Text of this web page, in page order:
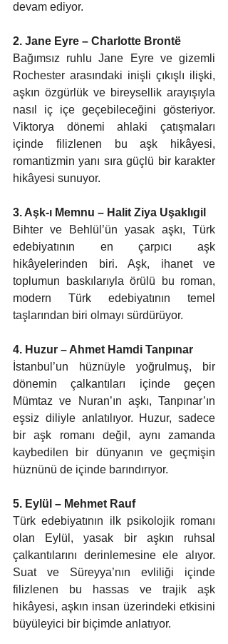
devam ediyor.
2. Jane Eyre – Charlotte Brontë
Bağımsız ruhlu Jane Eyre ve gizemli
Rochester arasındaki inişli çıkışlı ilişki,
aşkın özgürlük ve bireysellik arayışıyla
nasıl iç içe geçebileceğini gösteriyor.
Viktorya dönemi ahlaki çatışmaları
içinde filizlenen bu aşk hikâyesi,
romantizmin yanı sıra güçlü bir karakter
hikâyesi sunuyor.
3. Aşk-ı Memnu – Halit Ziya Uşaklıgil
Bihter ve Behlül’ün yasak aşkı, Türk
edebiyatının en çarpıcı aşk
hikâyelerinden biri. Aşk, ihanet ve
toplumun baskılarıyla örülü bu roman,
modern Türk edebiyatının temel
taşlarından biri olmayı sürdürüyor.
4. Huzur – Ahmet Hamdi Tanpınar
İstanbul’un hüznüyle yoğrulmuş, bir
dönemin çalkantıları içinde geçen
Mümtaz ve Nuran’ın aşkı, Tanpınar’ın
eşsiz diliyle anlatılıyor. Huzur, sadece
bir aşk romanı değil, aynı zamanda
kaybedilen bir dünyanın ve geçmişin
hüznünü de içinde barındırıyor.
5. Eylül – Mehmet Rauf
Türk edebiyatının ilk psikolojik romanı
olan Eylül, yasak bir aşkın ruhsal
çalkantılarını derinlemesine ele alıyor.
Suat ve Süreyya’nın evliliği içinde
filizlenen bu hassas ve trajik aşk
hikâyesi, aşkın insan üzerindeki etkisini
büyüleyici bir biçimde anlatıyor.